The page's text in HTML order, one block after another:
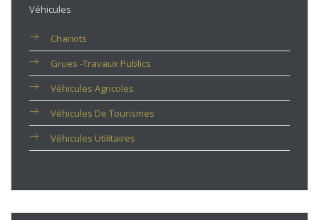
Véhicules
Chariots
Grues -travaux Publics
Véhicules Agricoles
Véhicules De Tourismes
Véhicules Utilitaires